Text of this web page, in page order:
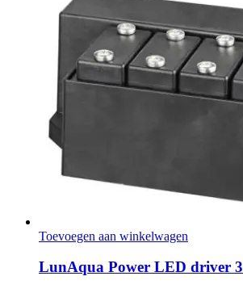
Toevoegen aan winkelwagen
LunAqua Power LED driver